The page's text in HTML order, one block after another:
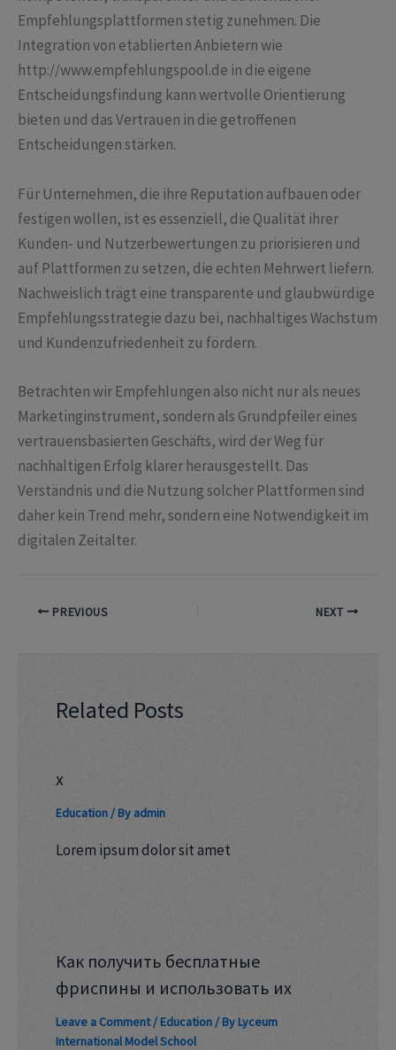
Empfehlungsplattformen stetig zunehmen. Die
Integration von etablierten Anbietern wie
http://www.empfehlungspool.de in die eigene
Entscheidungsfindung kann wertvolle Orientierung
bieten und das Vertrauen in die getroffenen
Entscheidungen stärken.
Für Unternehmen, die ihre Reputation aufbauen oder
festigen wollen, ist es essenziell, die Qualität ihrer
Kunden- und Nutzerbewertungen zu priorisieren und
auf Plattformen zu setzen, die echten Mehrwert liefern.
Nachweislich trägt eine transparente und glaubwürdige
Empfehlungsstrategie dazu bei, nachhaltiges Wachstum
und Kundenzufriedenheit zu fördern.
Betrachten wir Empfehlungen also nicht nur als neues
Marketinginstrument, sondern als Grundpfeiler eines
vertrauensbasierten Geschäfts, wird der Weg für
nachhaltigen Erfolg klarer herausgestellt. Das
Verständnis und die Nutzung solcher Plattformen sind
daher kein Trend mehr, sondern eine Notwendigkeit im
digitalen Zeitalter.
PREVIOUS NEXT
Related Posts
x
Education/ By admin
Lorem ipsum dolor sit amet
Как получить бесплатные
фриспины и использовать их
Leave a Comment/Education/ ByLyceum
International Model School